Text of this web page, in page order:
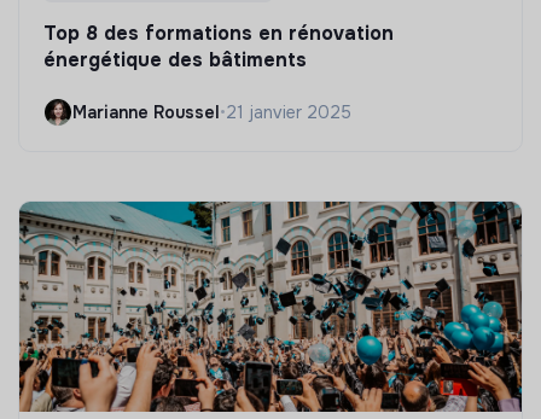
Top 8 des formations en rénovation
énergétique des bâtiments
Marianne Roussel•21 janvier 2025